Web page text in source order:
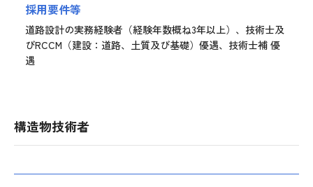
採用要件等
道路設計の実務経験者（経験年数概ね3年以上）、技術士及
びRCCM（建設：道路、土質及び基礎）優遇、技術士補 優
遇
構造物技術者